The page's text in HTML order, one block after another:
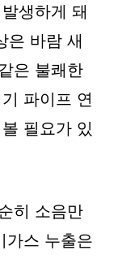
생하게 돼
은 바람 새
은 불쾌한
파이프 연
필요가 있
히 소음만
가스 누출은